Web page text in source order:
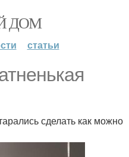
ДОМ
статьи
сделать как можно